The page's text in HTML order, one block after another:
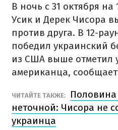
В ночь с 31 октября
Усик и Дерек Чисора
против друга. В 12-
победил украинский
из США выше отметил
американца, сообщает
ЧИТАЙТЕ ТАКЖЕ:
Половина
неточной: Чисора не
украинца